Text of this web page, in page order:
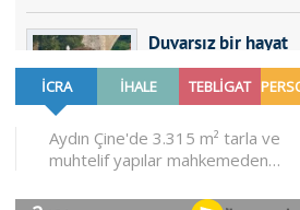
Duvarsız bir hayat
Furkan SARICA
GÜNDEMDE NELER